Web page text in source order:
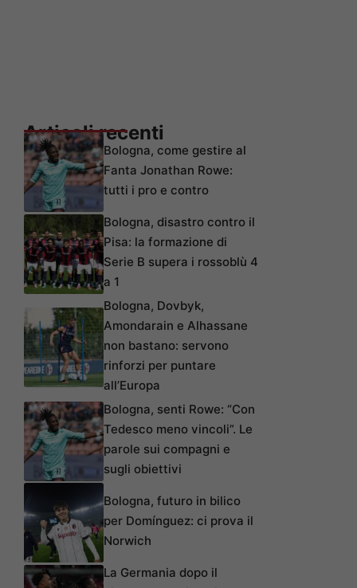
Articoli recenti
Bologna, come gestire al
Fanta Jonathan Rowe:
tutti i pro e contro
Bologna, disastro contro il
Pisa: la formazione di
Serie B supera i rossoblù 4
a 1
Bologna, Dovbyk,
Amondarain e Alhassane
non bastano: servono
rinforzi per puntare
all’Europa
Bologna, senti Rowe: “Con
Tedesco meno vincoli”. Le
parole sui compagni e
sugli obiettivi
Bologna, futuro in bilico
per Domínguez: ci prova il
Norwich
La Germania dopo il